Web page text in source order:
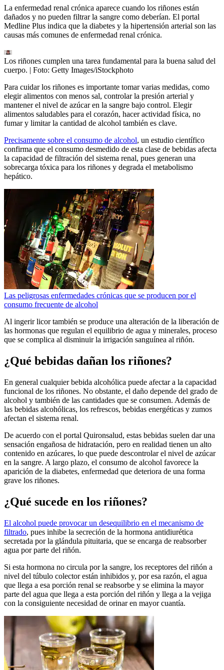
La enfermedad renal crónica aparece cuando los riñones están
dañados y no pueden filtrar la sangre como deberían. El portal
Medline Plus indica que la diabetes y la hipertensión arterial son las
causas más comunes de enfermedad renal crónica.
Los riñones cumplen una tarea fundamental para la buena salud del
cuerpo. | Foto: Getty Images/iStockphoto
Para cuidar los riñones es importante tomar varias medidas, como
elegir alimentos con menos sal, controlar la presión arterial y
mantener el nivel de azúcar en la sangre bajo control. Elegir
alimentos saludables para el corazón, hacer actividad física, no
fumar y limitar la cantidad de alcohol también es clave.
Precisamente sobre el consumo de alcohol, un estudio científico
confirma que el consumo desmedido de esta clase de bebidas afecta
la capacidad de filtración del sistema renal, pues generan una
sobrecarga tóxica para los riñones y degrada el metabolismo
hepático.
Las peligrosas enfermedades crónicas que se producen por el
consumo frecuente de alcohol
Al ingerir licor también se produce una alteración de la liberación de
las hormonas que regulan el equilibrio de agua y minerales, proceso
que se complica al disminuir la irrigación sanguínea al riñón.
¿Qué bebidas dañan los riñones?
En general cualquier bebida alcohólica puede afectar a la capacidad
funcional de los riñones. No obstante, el daño depende del grado de
alcohol y también de las cantidades que se consumen. Además de
las bebidas alcohólicas, los refrescos, bebidas energéticas y zumos
afectan el sistema renal.
De acuerdo con el portal Quironsalud, estas bebidas suelen dar una
sensación engañosa de hidratación, pero en realidad tienen un alto
contenido en azúcares, lo que puede descontrolar el nivel de azúcar
en la sangre. A largo plazo, el consumo de alcohol favorece la
aparición de la diabetes, enfermedad que deteriora de una forma
grave los riñones.
¿Qué sucede en los riñones?
El alcohol puede provocar un desequilibrio en el mecanismo de
filtrado, pues inhibe la secreción de la hormona antidiurética
secretada por la glándula pituitaria, que se encarga de reabsorber
agua por parte del riñón.
Si esta hormona no circula por la sangre, los receptores del riñón a
nivel del túbulo colector están inhibidos y, por esa razón, el agua
que llega a esa porción renal se reabsorbe y se elimina la mayor
parte del agua que llega a esta porción del riñón y llega a la vejiga
con la consiguiente necesidad de orinar en mayor cuantía.